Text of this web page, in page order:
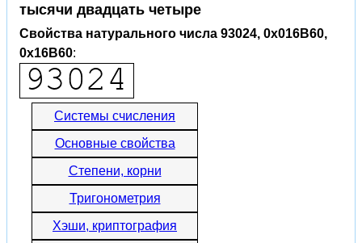
тысячи двадцать четыре
Свойства натурального числа 93024, 0x016B60,
0x16B60:
Системы счисления
Основные свойства
Степени, корни
Тригонометрия
Хэши, криптография